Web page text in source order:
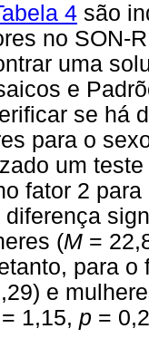
4 são
no SON-
uma
e
se há
para o
um teste
fator 2
diferença
(M =
para o
e
1,15, p =